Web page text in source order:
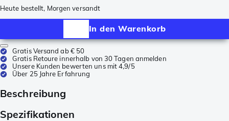
Heute bestellt, Morgen versandt
In den Warenkorb
Gratis Versand ab € 50
Gratis Retoure innerhalb von 30 Tagen anmelden
Unsere Kunden bewerten uns mit 4,9/5
Über 25 Jahre Erfahrung
Beschreibung
Spezifikationen